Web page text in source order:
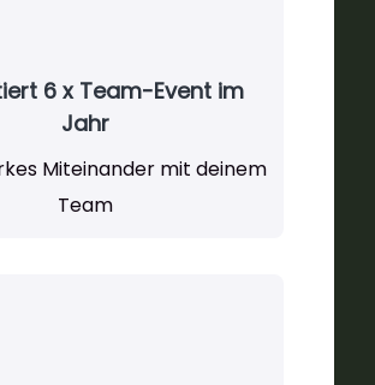
6 x Team-Event im
Jahr
Miteinander mit deinem
Team